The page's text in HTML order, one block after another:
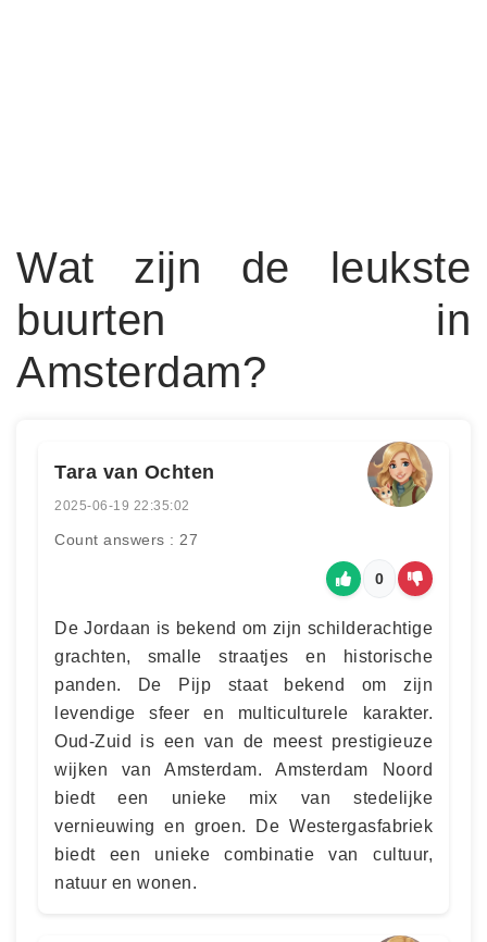
Wat zijn de leukste
buurten in
Amsterdam?
Tara van Ochten
2025-06-19 22:35:02
Count answers : 27
0
De Jordaan is bekend om zijn schilderachtige
grachten, smalle straatjes en historische
panden. De Pijp staat bekend om zijn
levendige sfeer en multiculturele karakter.
Oud-Zuid is een van de meest prestigieuze
wijken van Amsterdam. Amsterdam Noord
biedt een unieke mix van stedelijke
vernieuwing en groen. De Westergasfabriek
biedt een unieke combinatie van cultuur,
natuur en wonen.